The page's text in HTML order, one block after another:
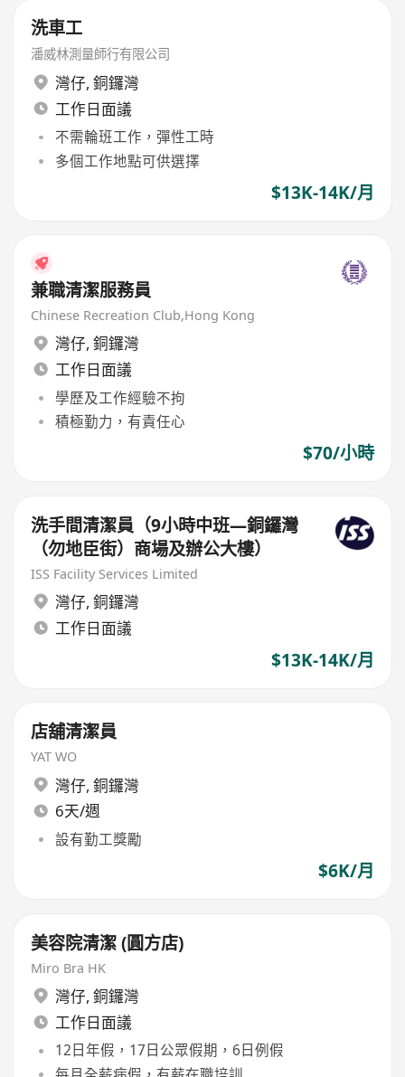
洗車工
潘威林測量師行有限公司
灣仔, 銅鑼灣
工作日面議
不需輪班工作，彈性工時
多個工作地點可供選擇
$13K-14K/月
兼職清潔服務員
Chinese Recreation Club,Hong Kong
灣仔, 銅鑼灣
工作日面議
學歷及工作經驗不拘
積極勤力，有責任心
$70/小時
洗手間清潔員（9小時中班—銅鑼灣
（勿地臣街）商場及辦公大樓）
ISS Facility Services Limited
灣仔, 銅鑼灣
工作日面議
$13K-14K/月
店舖清潔員
YAT WO
灣仔, 銅鑼灣
6天/週
設有勤工獎勵
$6K/月
美容院清潔 (圓方店)
Miro Bra HK
灣仔, 銅鑼灣
工作日面議
12日年假，17日公眾假期，6日例假